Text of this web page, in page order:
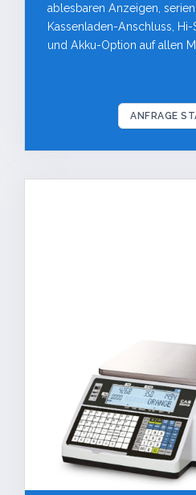
ablesbaren Anzeigen,
Kassenladen-Anschluss,
und Akku-Option auf allen
ANFRAGE